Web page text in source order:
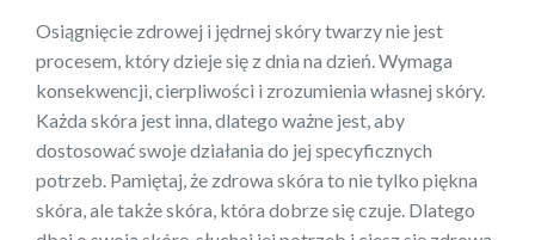
Osiągnięcie zdrowej i jędrnej skóry twarzy nie jest
procesem, który dzieje się z dnia na dzień. Wymaga
konsekwencji, cierpliwości i zrozumienia własnej skóry.
Każda skóra jest inna, dlatego ważne jest, aby
dostosować swoje działania do jej specyficznych
potrzeb. Pamiętaj, że zdrowa skóra to nie tylko piękna
skóra, ale także skóra, która dobrze się czuje. Dlatego